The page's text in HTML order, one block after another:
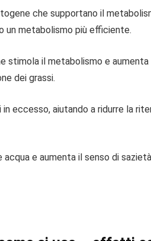
che supportano il
un metabolismo più efficiente.
stimola il metabolismo e
dei grassi.
eccesso, aiutando a ridurre la
acqua e aumenta il senso di